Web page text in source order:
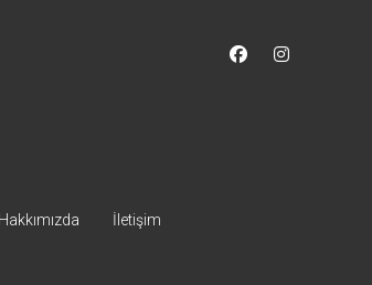
facebookinstagram
Hakkımızda İletişim